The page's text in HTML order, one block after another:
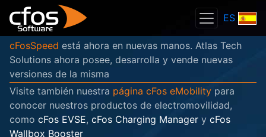
ES
cFosSpeed está ahora en nuevas manos. Atlas Tech
Solutions ahora posee, desarrolla y vende nuevas
versiones de la misma
Visite también nuestra página cFos eMobility para
conocer nuestros productos de electromovilidad,
como cFos EVSE, cFos Charging Manager y cFos
Wallbox Booster